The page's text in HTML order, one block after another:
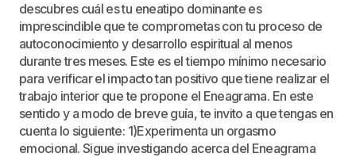
descubres cuál es tu eneatipo dominante es
imprescindible que te comprometas con tu proceso de
autoconocimiento y desarrollo espiritual al menos
durante tres meses. Este es el tiempo mínimo necesario
para verificar el impacto tan positivo que tiene realizar el
trabajo interior que te propone el Eneagrama. En este
sentido y a modo de breve guía, te invito a que tengas en
cuenta lo siguiente: 1)Experimenta un orgasmo
emocional. Sigue investigando acerca del Eneagrama